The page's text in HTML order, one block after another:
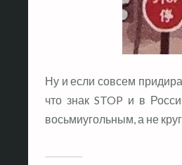
Ну и если совсем
что знак STOP и в
восьмиугольным, а не